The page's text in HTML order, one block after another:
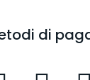
di